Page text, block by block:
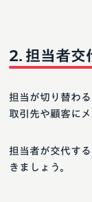
担当者交
担当が切り替わ
取引先や顧客に
担当者が交代す
きましょう。